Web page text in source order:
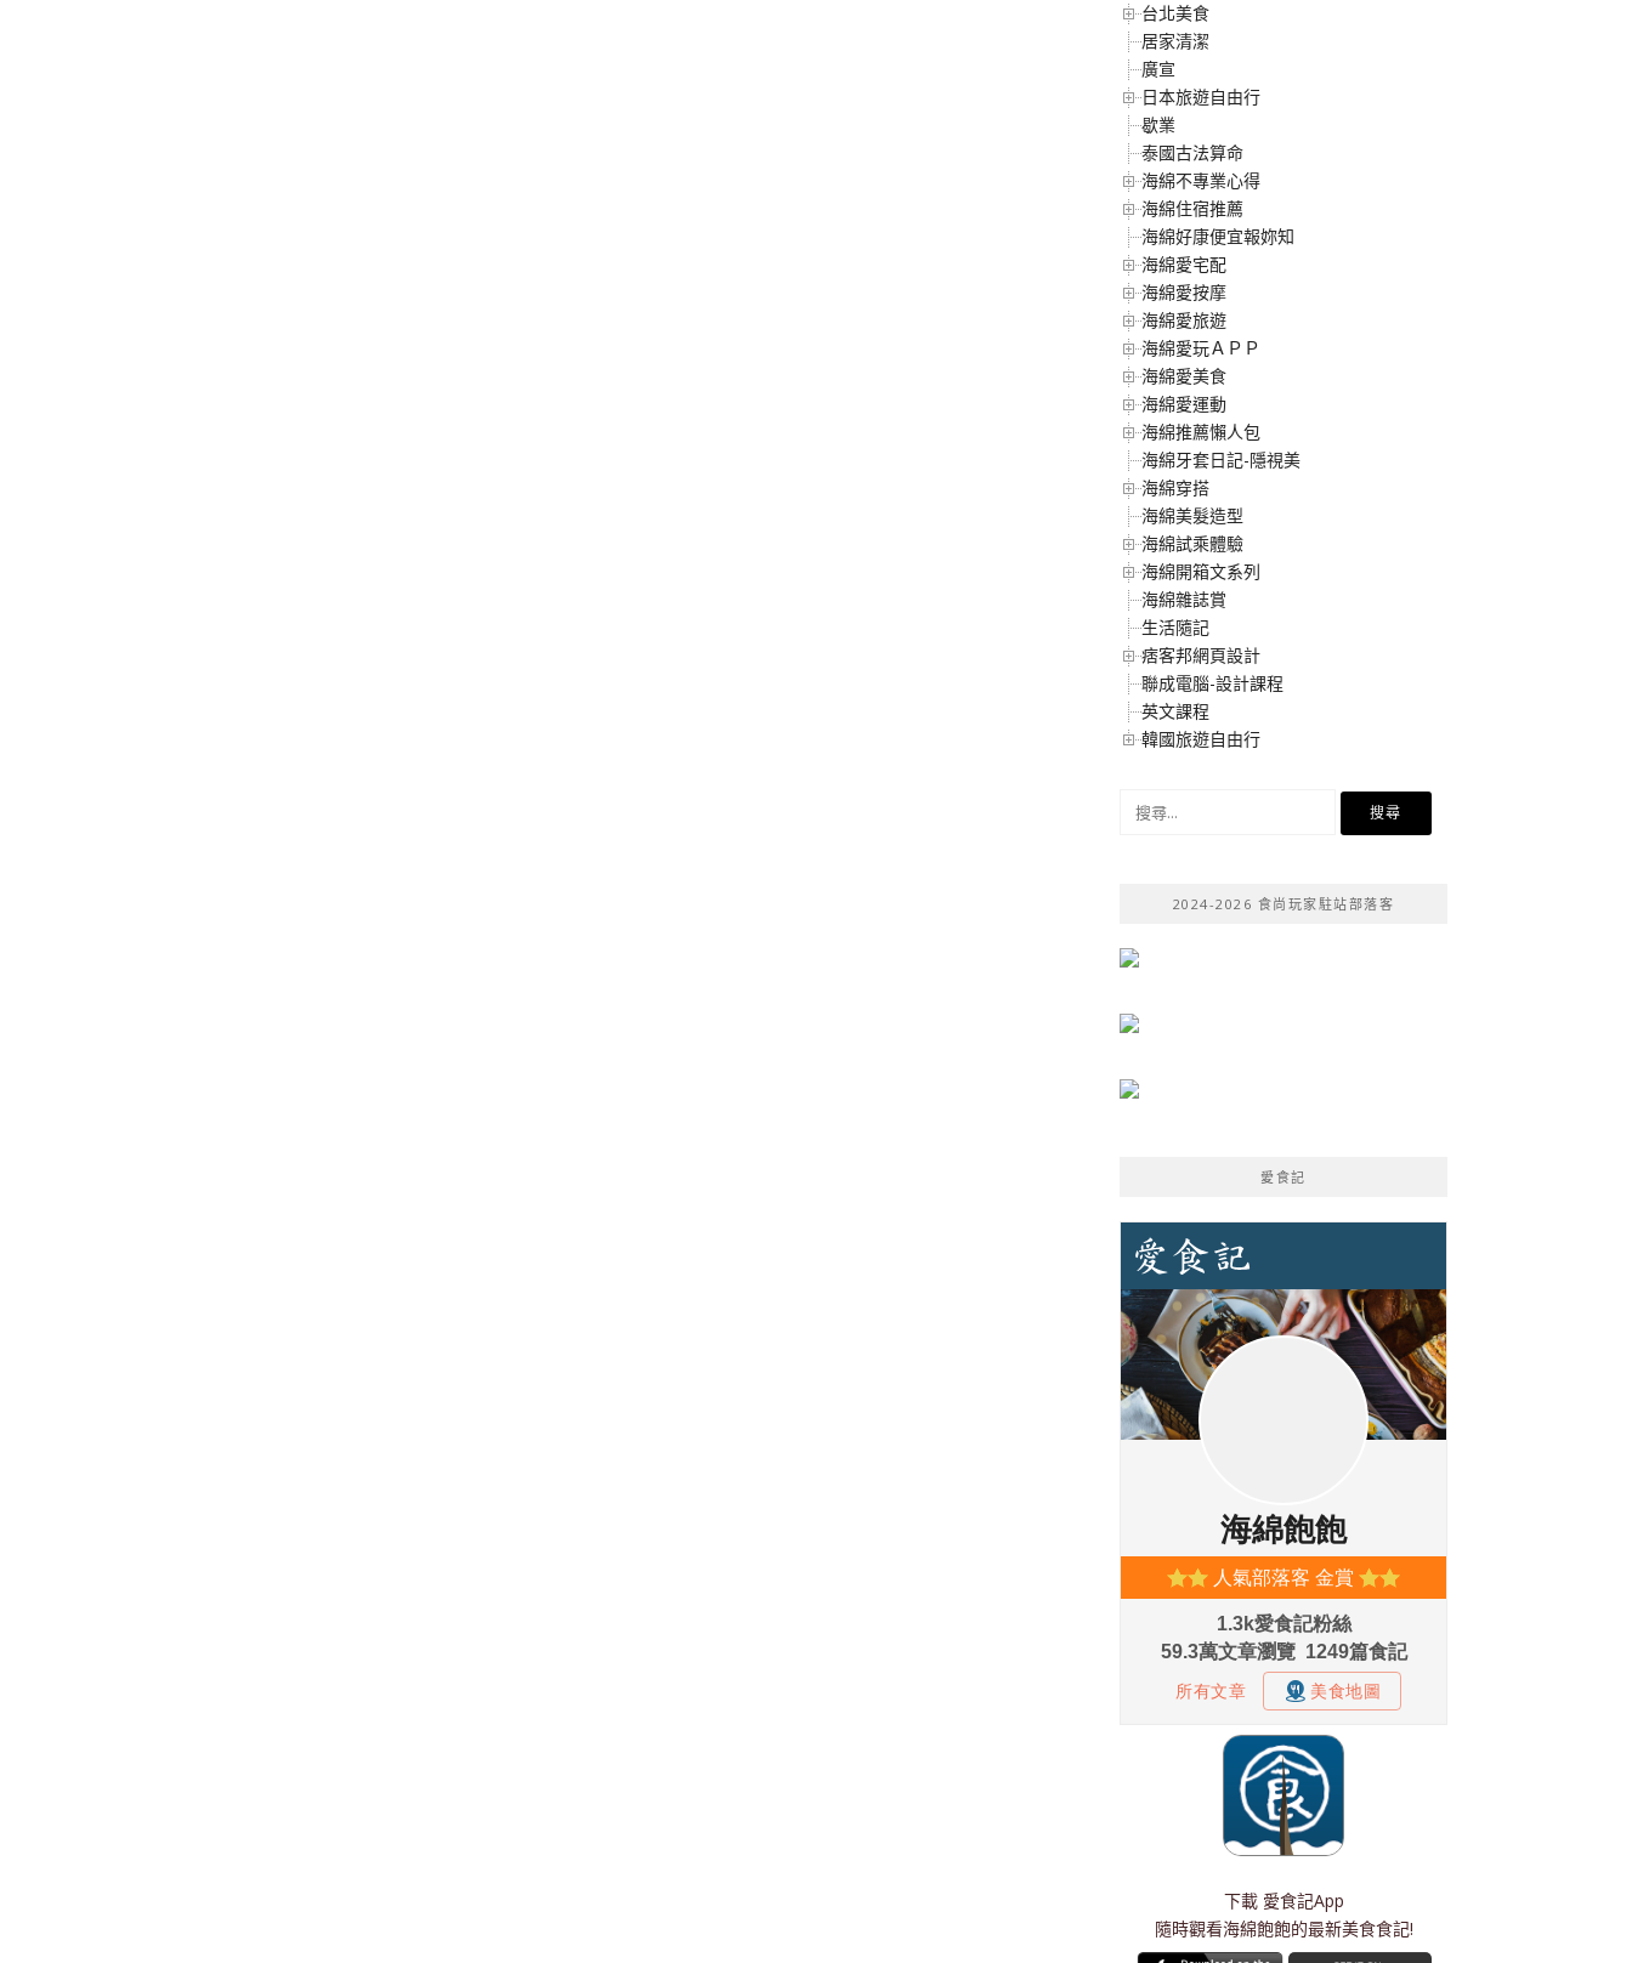
台北美食
居家清潔
廣宣
日本旅遊自由行
歇業
泰國古法算命
海綿不專業心得
海綿住宿推薦
海綿好康便宜報妳知
海綿愛宅配
海綿愛按摩
海綿愛旅遊
海綿愛玩ＡＰＰ
海綿愛美食
海綿愛運動
海綿推薦懶人包
海綿牙套日記-隱視美
海綿穿搭
海綿美髮造型
海綿試乘體驗
海綿開箱文系列
海綿雜誌賞
生活隨記
痞客邦網頁設計
聯成電腦-設計課程
英文課程
韓國旅遊自由行
2024-2026 食尚玩家駐站部落客
愛食記
下載 愛食記App
隨時觀看海綿飽飽的最新美食食記!